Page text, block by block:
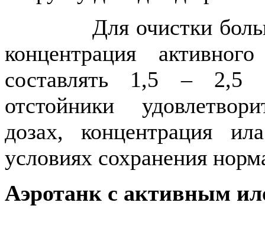
Для очистки
концентрация
составлять 1,5 – 2,5
отстойники
дозах, концентрация
условиях сохранения
Аэротанк с активным